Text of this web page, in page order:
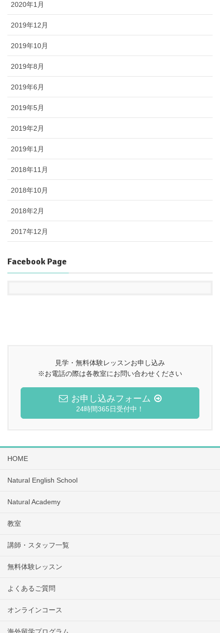
2020年1月
2019年12月
2019年10月
2019年8月
2019年6月
2019年5月
2019年2月
2019年1月
2018年11月
2018年10月
2018年2月
2017年12月
Facebook Page
見学・無料体験レッスンお申し込み
※お電話の際は各教室にお問い合わせください
お申し込みフォーム
24時間365日受付中！
HOME
Natural English School
Natural Academy
教室
講師・スタッフ一覧
無料体験レッスン
よくあるご質問
オンラインコース